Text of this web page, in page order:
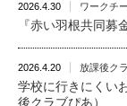
2026.4.30 ワークチ
『赤い羽根共同募
2026.4.20 放課後ク
学校に行きにくい
後クラブぴあ）